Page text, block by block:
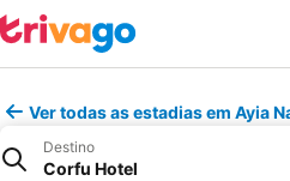
Ver todas as estadias em Ayia
Destino
Corfu Hotel